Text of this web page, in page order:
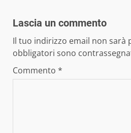
Lascia un commento
Il tuo indirizzo email non sarà
obbligatori sono
Commento *